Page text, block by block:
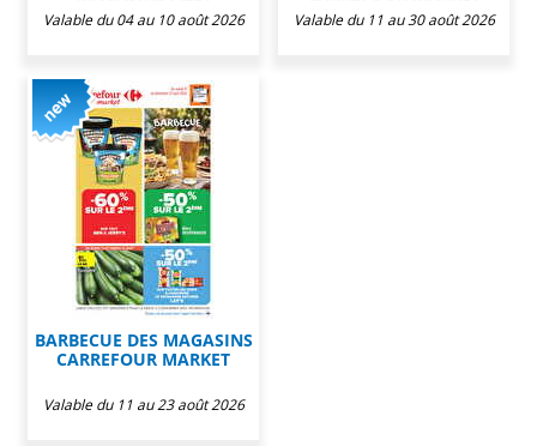
Valable du 04 au 10 août 2026 Valable du 11 au 30 août 2026
BARBECUE DES MAGASINS
CARREFOUR MARKET
Valable du 11 au 23 août 2026